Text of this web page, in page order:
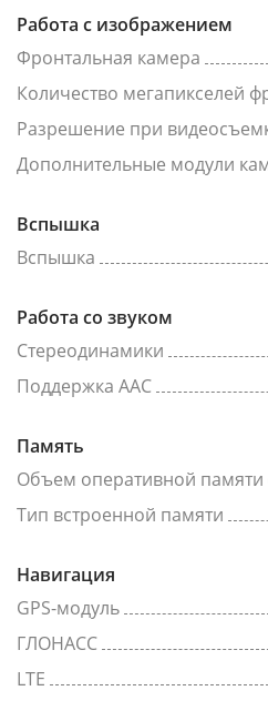
Работа с изображением
Фронтальная камера
Количество мегапикселей
Разрешение при
Дополнительные модули
Вспышка
Вспышка
Работа со звуком
Стереодинамики
Поддержка AAC
Память
Объем оперативной
Тип встроенной памяти
Навигация
GPS-модуль
ГЛОНАСС
LTE